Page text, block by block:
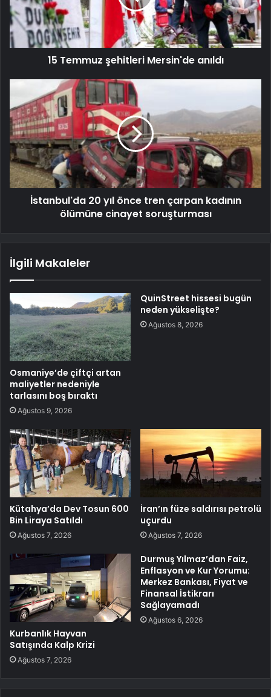
15 Temmuz şehitleri Mersin'de anıldı
İstanbul'da 20 yıl önce tren çarpan kadının
ölümüne cinayet soruşturması
İlgili Makaleler
Osmaniye’de çiftçi artan
maliyetler nedeniyle
tarlasını boş bıraktı
Ağustos 9, 2026
QuinStreet hissesi bugün
neden yükselişte?
Ağustos 8, 2026
Kütahya’da Dev Tosun 600
Bin Liraya Satıldı
Ağustos 7, 2026
İran’ın füze saldırısı petrolü
uçurdu
Ağustos 7, 2026
Kurbanlık Hayvan
Satışında Kalp Krizi
Ağustos 7, 2026
Durmuş Yılmaz’dan Faiz,
Enflasyon ve Kur Yorumu:
Merkez Bankası, Fiyat ve
Finansal İstikrarı
Sağlayamadı
Ağustos 6, 2026